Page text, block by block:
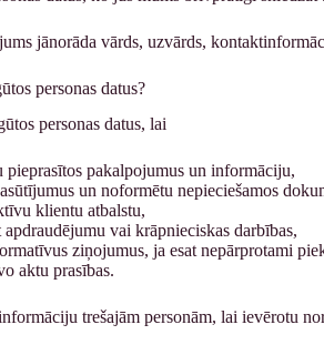
jānorāda vārds, uzvārds,
personas datus?
personas datus, lai
pieprasītos pakalpojumus un informāciju,
un noformētu nepieciešamos
klientu atbalstu,
vai krāpnieciskas darbības,
ziņojumus, ja esat nepārprotami
aktu prasības.
trešajām personām, lai ievērotu